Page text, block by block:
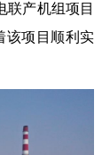
产机组项目
该项目顺利实